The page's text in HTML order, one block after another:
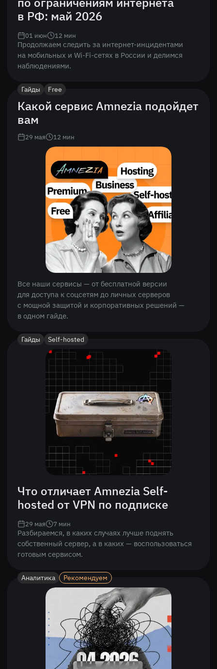
в РФ: май 2026
Продолжаем следить за интернет-инцидентами
на мобильных и Wi-Fi-сетях в России и делимся
наблюдениями.
01 июн 12 мин
Гайды Free
Какой сервис Amnezia подойдет
вам
29 мая 12 мин
Все наши сервисы — от бесплатной версии
для доступа к соцсетям до личных серверов
с мощной защитой и корпоративных решений —
в одном гайде.
Гайды Self-hosted
Что отличает Amnezia Self-
hosted от VPN по подписке
Разбираемся, в каких случаях лучше поднять
собственный сервер, а в каких — воспользоваться
готовым сервисом.
29 мая 7 мин
Аналитика Рекомендуем